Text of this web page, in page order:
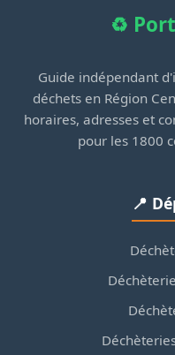
♻️
Guide indépendant
déchets en Région
horaires, adresses et
pour les 1800
📍